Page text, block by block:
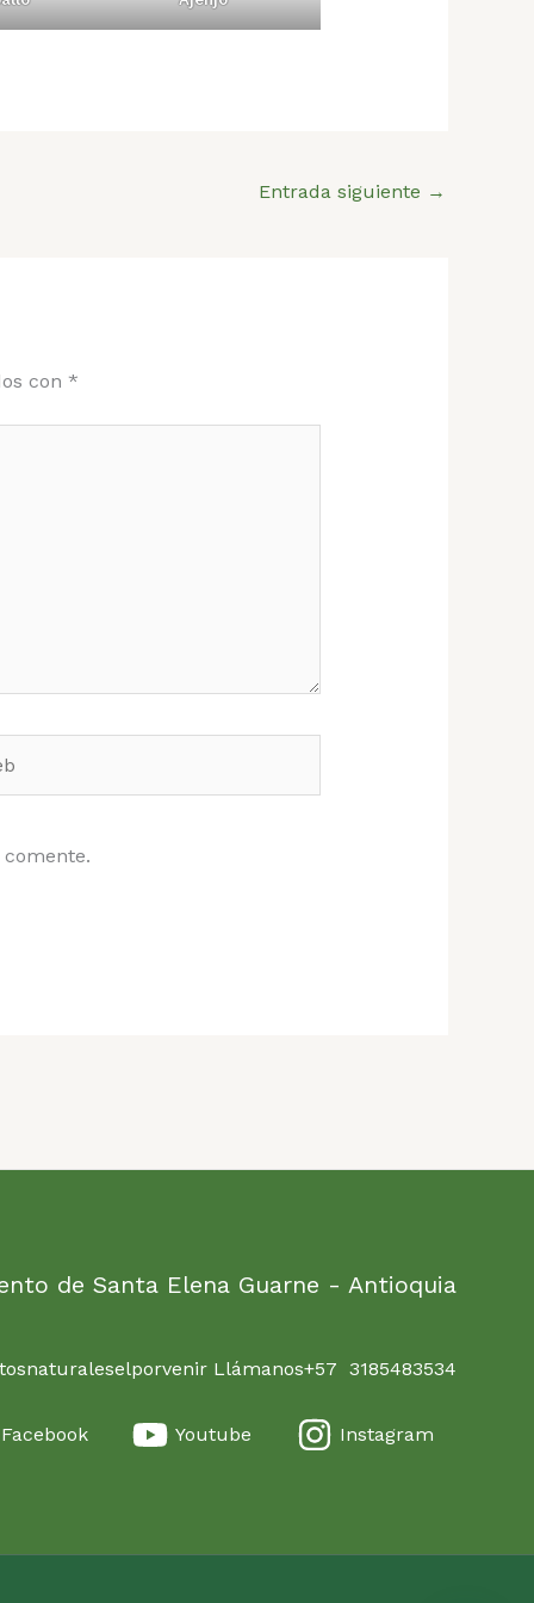
Entrada siguiente →
con *
de Santa Elena Guarne - Antioquia
Llámanos+57 3185483534
Facebook Youtube Instagram